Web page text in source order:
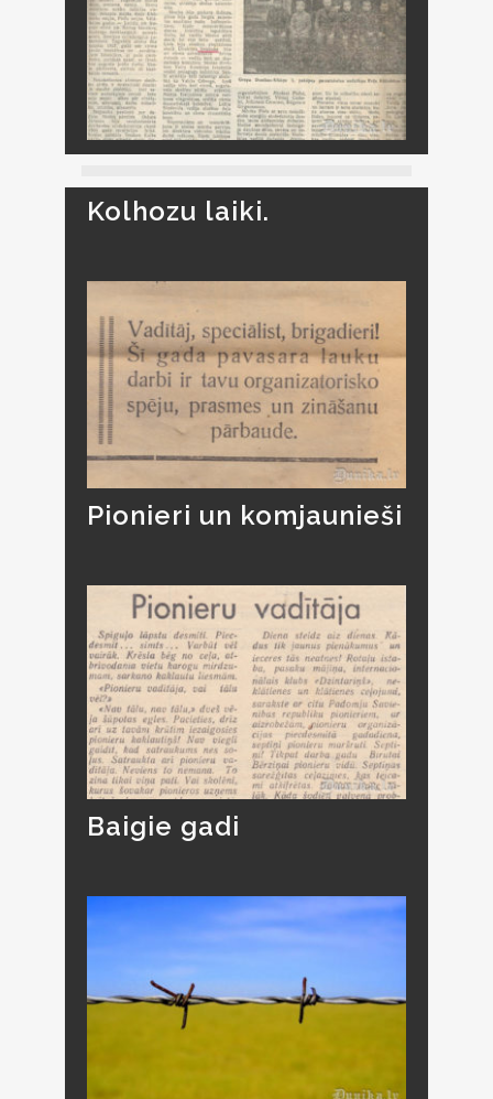
Kolhozu laiki.
Pionieri un komjaunieši
Baigie gadi